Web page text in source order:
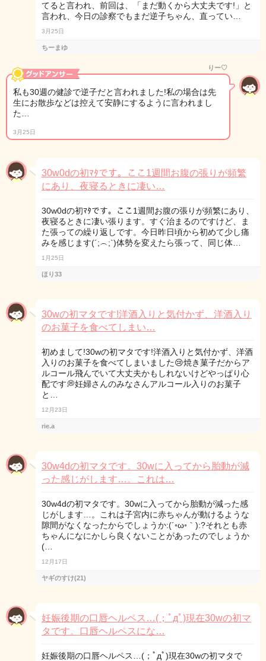
てると言われ、前回は、「まだ動くから大丈夫です!」と
言われ、今日の診察でもまだ逆子ちゃん、直ってい…
3月25日
ちーまゆ
りー♡
私も30週の健診で逆子だと言われました!私の場合は先
生にお散歩などは控えて安静にするように言われまし
た…
3月25日
30w0dの初ﾏﾀです。ここ1週間お腹の張りが頻繁
にあり、夜寝るときに凄い…
30w0dの初ﾏﾀです。ここ1週間お腹の張りが頻繁にあり、
夜寝るときに凄い張ります。すぐ治まるのですけど、ま
た張っての繰り返しです。今日昨日頃から初めて少し痛
みを感じます(´;︵;`)体勢を変えたら張って、同じ体…
1月25日
ほり33
30wの初マタです!洋酒入りと気付かず、洋酒入り
のお菓子を食べてしまい…
初めまして!30wの初マタです!洋酒入りと気付かず、洋酒
入りのお菓子を食べてしまいました😢焼き菓子だからア
ルコール飛んでいて大丈夫かもしれないけどやっぱり心
配です💭妊婦さんのみなさんアルコール入りのお菓子
と…
12月23日
rie.a
30w4dの初マタです。30wに入ってから胎動が減
った感じがします…。これは…
30w4dの初マタです。30wに入ってから胎動が減った感
じがします…。これは子宮内に赤ちゃんが動けるような
隙間がなくなったからでしょうか:(´◦ω◦｀):?それとも赤
ちゃんになにかしら良くないことがあったのでしょうか
(…
12月17日
ヤギのすけ(21)
妊娠後期の口唇ヘルペス…(；ﾟдﾟ)現在30wの初マ
タです。口唇ヘルペスにな…
妊娠後期の口唇ヘルペス…(；ﾟдﾟ)現在30wの初マタで